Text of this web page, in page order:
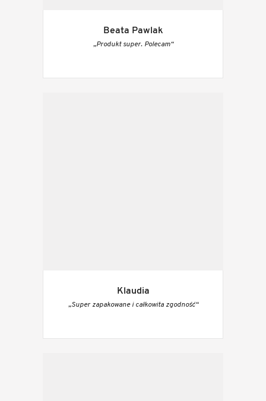
Beata Pawlak
„Produkt super. Polecam“
Klaudia
„Super zapakowane i całkowita zgodność“